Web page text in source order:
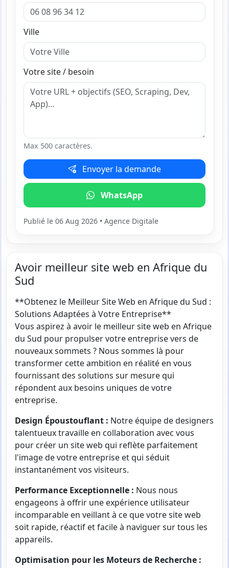
Ville
Votre site / besoin
Max 500 caractères.
Envoyer la demande
WhatsApp
Publié le 06 Aug 2026 • Agence Digitale
Avoir meilleur site web en Afrique du
Sud
**Obtenez le Meilleur Site Web en Afrique du Sud :
Solutions Adaptées à Votre Entreprise**
Vous aspirez à avoir le meilleur site web en Afrique
du Sud pour propulser votre entreprise vers de
nouveaux sommets ? Nous sommes là pour
transformer cette ambition en réalité en vous
fournissant des solutions sur mesure qui
répondent aux besoins uniques de votre
entreprise.
Design Époustouflant : Notre équipe de designers
talentueux travaille en collaboration avec vous
pour créer un site web qui reflète parfaitement
l'image de votre entreprise et qui séduit
instantanément vos visiteurs.
Performance Exceptionnelle : Nous nous
engageons à offrir une expérience utilisateur
incomparable en veillant à ce que votre site web
soit rapide, réactif et facile à naviguer sur tous les
appareils.
Optimisation pour les Moteurs de Recherche :